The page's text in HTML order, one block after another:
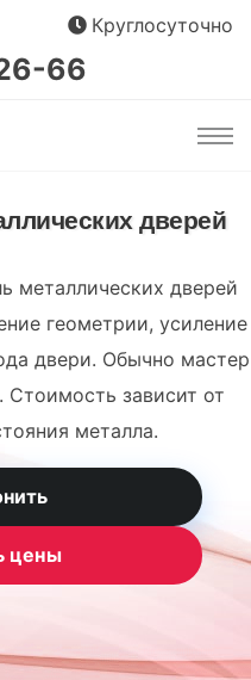
Круглосуточно
66
дверей
металлических дверей
геометрии, усиление
двери. Обычно мастер
Стоимость зависит от
металла.
цены